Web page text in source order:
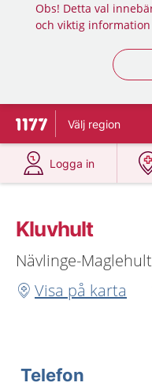
Obs! Detta val
och viktig
Till startsidan för 1177
Välj region
Logga in
på 1177.se
Kluvhult
Nävlinge-
Visa på karta
Telefon